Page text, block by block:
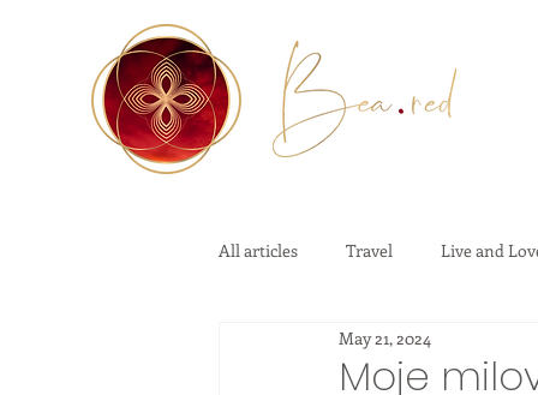
All articles Travel Live and
Moje
May 21, 2024